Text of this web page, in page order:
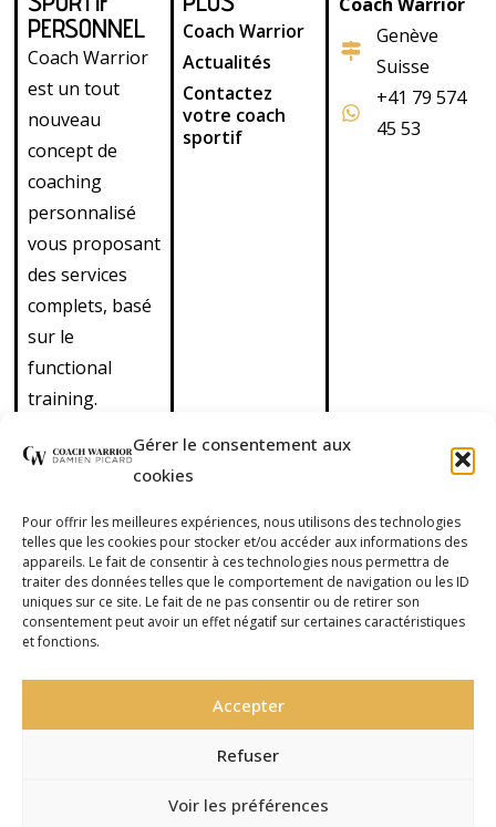
Gérer le consentement aux
cookies
Pour offrir les meilleures expériences, nous utilisons des technologies
telles que les cookies pour stocker et/ou accéder aux informations des
appareils. Le fait de consentir à ces technologies nous permettra de
traiter des données telles que le comportement de navigation ou les ID
uniques sur ce site. Le fait de ne pas consentir ou de retirer son
consentement peut avoir un effet négatif sur certaines caractéristiques
et fonctions.
Accepter
Refuser
Voir les préférences
PERSONNEL
Coach Warrior
est un tout
nouveau
concept de
coaching
personnalisé
vous proposant
des services
complets, basé
sur le
functional
training.
également nos
training en
outdoor
(extérieur) et de
cross boxing
(mélange de
functional
Coach Warrior
Actualités
Contactez
votre coach
sportif
Genève
Suisse
+41 79 574
45 53